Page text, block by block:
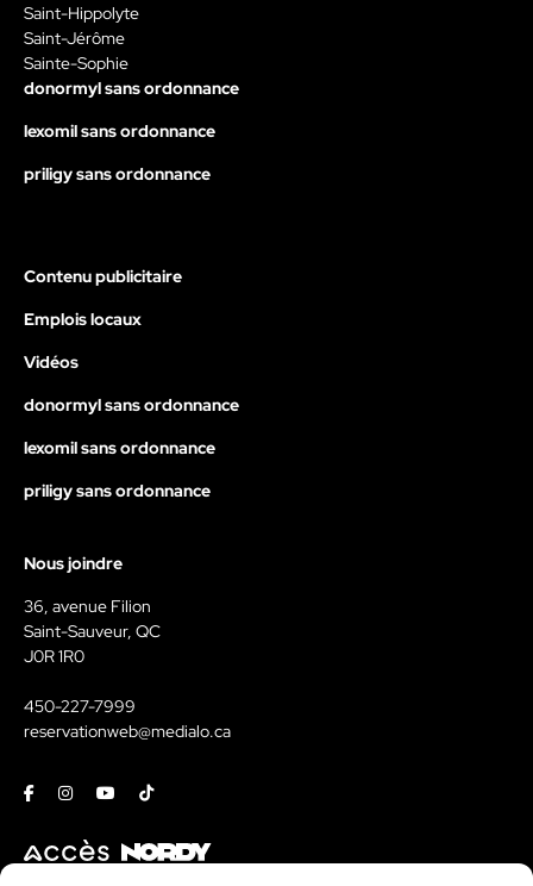
Saint-Hippolyte
Saint-Jérôme
Sainte-Sophie
donormyl sans ordonnance
lexomil sans ordonnance
priligy sans ordonnance
Contenu publicitaire
Emplois locaux
Vidéos
donormyl sans ordonnance
lexomil sans ordonnance
priligy sans ordonnance
Nous joindre
36, avenue Filion
Saint-Sauveur, QC
J0R 1R0
450-227-7999
reservationweb@medialo.ca
FacebookInstagramYoutubeTiktok